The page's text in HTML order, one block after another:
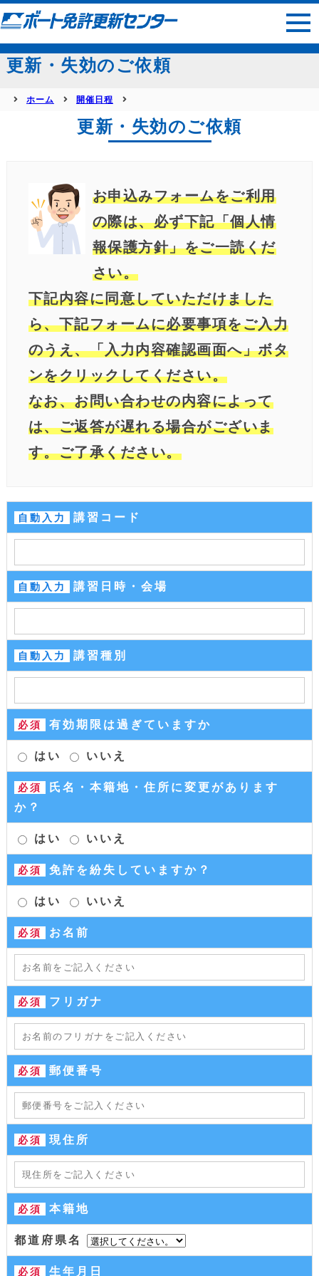
サイトマップ
更新・失効のご依頼
ホーム 開催日程
更新・失効のご依頼
お申込みフォームをご利用
の際は、必ず下記「個人情
報保護方針」をご一読くだ
さい。
下記内容に同意していただけました
ら、下記フォームに必要事項をご入力
のうえ、「入力内容確認画面へ」ボタ
ンをクリックしてください。
なお、お問い合わせの内容によって
は、ご返答が遅れる場合がございま
す。ご了承ください。
自動入力 講習コード
自動入力 講習日時・会場
自動入力 講習種別
必須 有効期限は過ぎていますか
はい いいえ
必須
氏名・本籍地・住所に変更があります
か？
はい いいえ
必須 免許を紛失していますか？
はい いいえ
必須 お名前
必須 フリガナ
必須 郵便番号
必須 現住所
必須 本籍地
都道府県名
必須 生年月日